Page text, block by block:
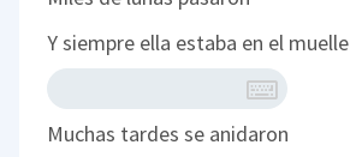
Y siempre ella estaba en el muelle
Muchas tardes se anidaron